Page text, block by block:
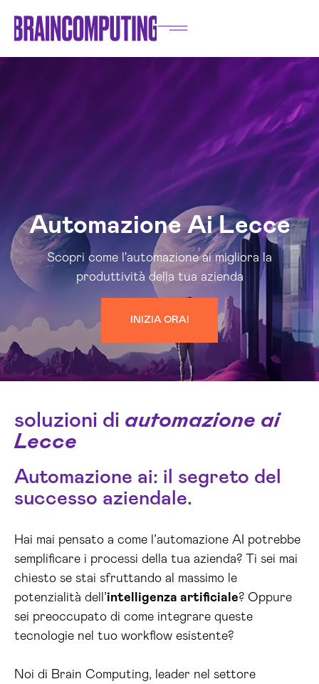
Automazione Ai Lecce
Scopri come l'automazione ai migliora la
produttività della tua azienda
INIZIA ORA!
soluzioni di automazione ai
Lecce
Automazione ai: il segreto del
successo aziendale.
Hai mai pensato a come l’automazione AI potrebbe
semplificare i processi della tua azienda? Ti sei mai
chiesto se stai sfruttando al massimo le
potenzialità dell’intelligenza artificiale? Oppure
sei preoccupato di come integrare queste
tecnologie nel tuo workflow esistente?
Noi di Brain Computing, leader nel settore